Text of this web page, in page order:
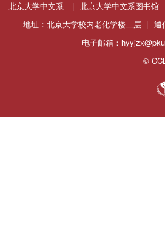
北京大学中文系 | 北京大学中文系图书馆
地址：北京大学校内老化学楼二层 | 通
电子邮箱：
©